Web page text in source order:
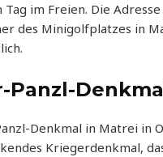
im Freien. Die Adresse
des Minigolfplatzes in
Panzl-
Denkmal in Matrei in
Kriegerdenkmal,